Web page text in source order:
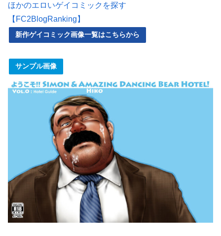
ほかのエロいゲイコミックを探す
【FC2BlogRanking】
新作ゲイコミック画像一覧はこちらから
サンプル画像